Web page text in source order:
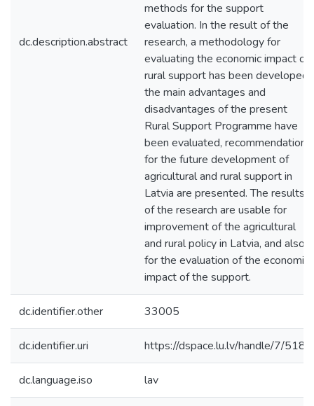
dc.description.abstract
methods for the support
evaluation. In the result of the
research, a methodology for
evaluating the economic impact of
rural support has been developed,
the main advantages and
disadvantages of the present
Rural Support Programme have
been evaluated, recommendations
for the future development of
agricultural and rural support in
Latvia are presented. The results
of the research are usable for
improvement of the agricultural
and rural policy in Latvia, and also
for the evaluation of the economic
impact of the support.
dc.identifier.other 33005
dc.identifier.uri https://dspace.lu.lv/handle/7/5189
dc.language.iso lav